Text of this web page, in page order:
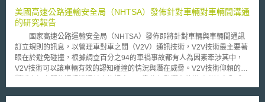
專員辦公室（Information Commissioner’s Office, ICO）提出申訴。 (4) 科
學研究得採概括同意機制，商業研究亦屬適用範疇：DUA法明確指出，基於
科學研究目的，研究人員於確保適當個人資料保護措施之前提下，得以概括
同意（broad consent）方式取得當事人之同意，以利進行科學研究活動。
DUA法並明確界定科學研究之範疇可涵蓋商業研究（commercial
research），擴大其適用領域。 (5) 允許網站直接使用Cookie：網站與應用
程式的儲存與存取技術（Storage and Access Technologies）在低風險情
況下，可不取得使用者事前同意，即紀錄使用者瀏覽紀錄。 DUA法將於
境變遷採取相關行動，美國國會議員Ed Markey及Alexandria Ocasio-
Cortez遂基於上述情事於2019年2月7偕同提出綠色經濟草案（下稱本草
遷、石油資源枯竭而提出，其內容包括金融及租稅政策的重建以及再生能源
的運用，初始概念於2007年由一位記者刊載於時代雜誌與紐約時報，後相
關倡議人士遂依此成立非政府組織The Green New Deal Group，並於2008
年廣泛發行相關刊物。 三、草案內容 本草案賦予政府五大義務：溫室
如確保空氣、水質、氣候、食品之安全、韌性社區之推動）、反壓迫等，且
美國高速公路運輸安全局（NHTSA）發佈針對車輛對車輛間溝通
的研究報告
國家高速公路運輸安全局（NHTSA）發佈即將針對車輛與車輛間通訊
訂立規則的訊息，以管理車對車之間（V2V）通訊技術，V2V技術最主要著
眼在於避免碰撞，根據調查百分之94的車禍事故都有人為因素牽涉其中，
V2V技術可以讓車輛有效的認知碰撞的情況與潛在威脅。V2V技術仰賴的是
脅，例如：V2V可以警告駕駛前車正在煞停，所以候車必須隨之減速以免碰